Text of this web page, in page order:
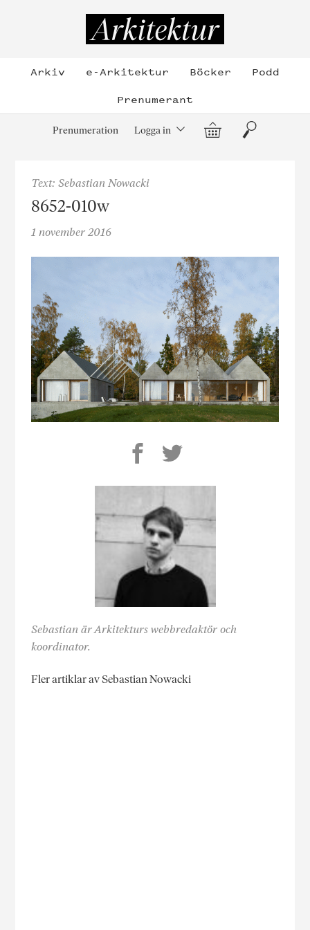
Arkiv e-Arkitektur Böcker
Podd
Prenumerant
Prenumeration Logga in Varukorg
Sök
Text: Sebastian Nowacki
8652-010w
1 november 2016
Sebastian är Arkitekturs webbredaktör och
koordinator.
Fler artiklar av Sebastian Nowacki